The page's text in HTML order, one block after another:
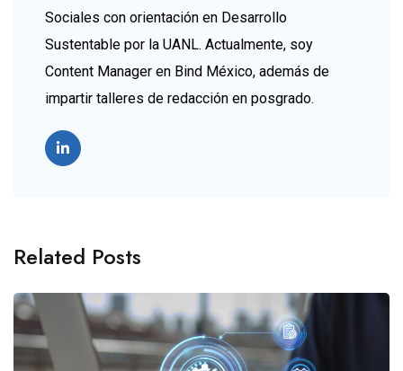
Sociales con orientación en Desarrollo
Sustentable por la UANL. Actualmente, soy
Content Manager en Bind México, además de
impartir talleres de redacción en posgrado.
Related Posts